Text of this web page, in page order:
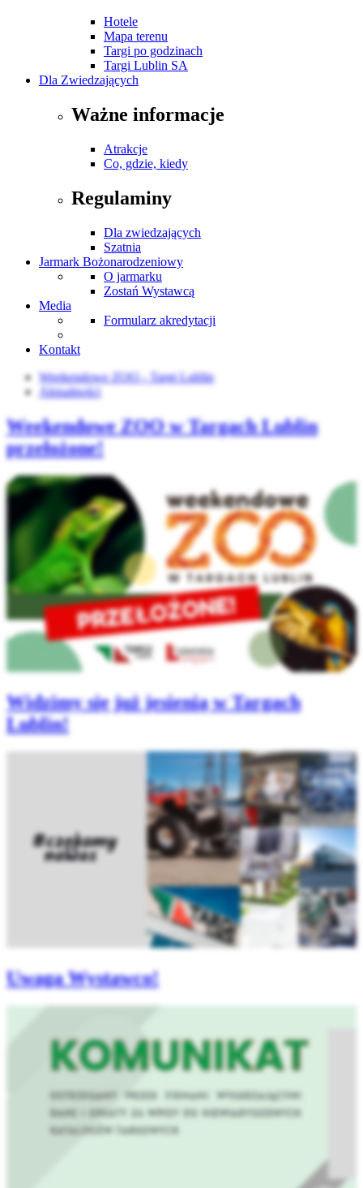
Hotele
Mapa terenu
Targi po godzinach
Targi Lublin SA
Dla Zwiedzających
Ważne informacje
Atrakcje
Co, gdzie, kiedy
Regulaminy
Dla zwiedzających
Szatnia
Jarmark Bożonarodzeniowy
O jarmarku
Zostań Wystawcą
Media
Formularz akredytacji
Kontakt
Weekendowe ZOO - Targi Lublin
Aktualności
Weekendowe ZOO w Targach Lublin
przełożone!
Widzimy się już jesienią w Targach
Lublin!
Uwaga Wystawco!